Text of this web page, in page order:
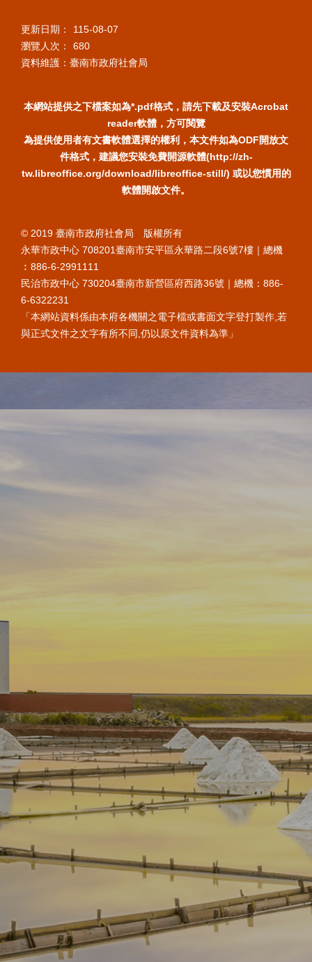
更新日期：
115-08-07
瀏覽人次：
680
資料維護：臺南市政府社會局
本網站提供之下檔案如為*.pdf格式，請先下載及安裝Acrobat
reader軟體，方可閱覽
為提供使用者有文書軟體選擇的權利，本文件如為ODF開放文
件格式，建議您安裝免費開源軟體(http://zh-
tw.libreoffice.org/download/libreoffice-still/) 或以您慣用的
軟體開啟文件。
© 2019 臺南市政府社會局 版權所有
永華市政中心 708201臺南市安平區永華路二段6號7樓｜總機
︰886-6-2991111
民治市政中心 730204臺南市新營區府西路36號｜總機：886-
6-6322231
「本網站資料係由本府各機關之電子檔或書面文字登打製作,若
與正式文件之文字有所不同,仍以原文件資料為準」